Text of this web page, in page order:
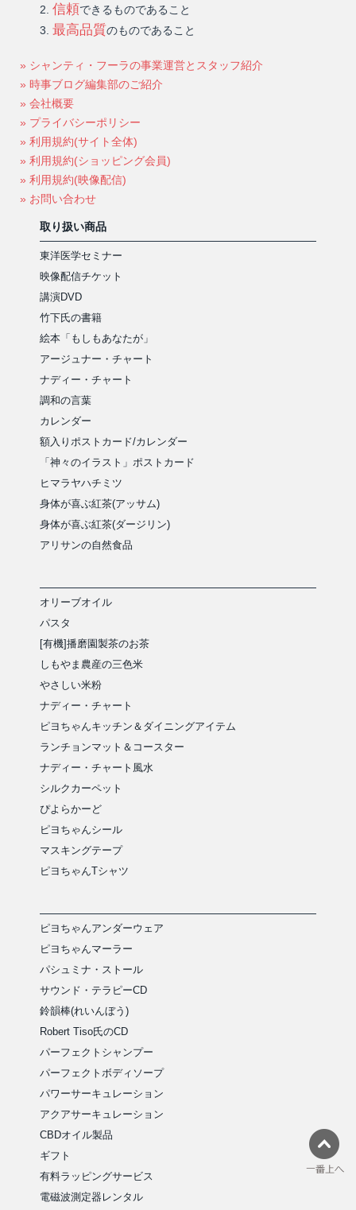
信頼できるものであること
最高品質のものであること
» シャンティ・フーラの事業運営とスタッフ紹介
» 時事ブログ編集部のご紹介
» 会社概要
» プライバシーポリシー
» 利用規約(サイト全体)
» 利用規約(ショッピング会員)
» 利用規約(映像配信)
» お問い合わせ
取り扱い商品
東洋医学セミナー
映像配信チケット
講演DVD
竹下氏の書籍
絵本「もしもあなたが」
アージュナー・チャート
ナディー・チャート
調和の言葉
カレンダー
額入りポストカード/カレンダー
「神々のイラスト」ポストカード
ヒマラヤハチミツ
身体が喜ぶ紅茶(アッサム)
身体が喜ぶ紅茶(ダージリン)
アリサンの自然食品
オリーブオイル
パスタ
[有機]播磨園製茶のお茶
しもやま農産の三色米
やさしい米粉
ナディー・チャート
ピヨちゃんキッチン＆ダイニングアイテム
ランチョンマット＆コースター
ナディー・チャート風水
シルクカーペット
ぴよらかーど
ピヨちゃんシール
マスキングテープ
ピヨちゃんTシャツ
ピヨちゃんアンダーウェア
ピヨちゃんマーラー
パシュミナ・ストール
サウンド・テラピーCD
鈴韻棒(れいんぼう)
Robert Tiso氏のCD
パーフェクトシャンプー
パーフェクトボディソープ
パワーサーキュレーション
アクアサーキュレーション
CBDオイル製品
ギフト
有料ラッピングサービス
電磁波測定器レンタル